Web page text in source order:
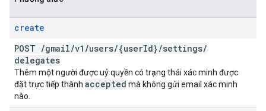
create
POST /gmail/v1 /users/{userId}/settings/
delegates
Thêm một người được uỷ quyền có trạng thái xác minh được
đặt trực tiếp thành accepted mà không gửi email xác minh
nào.